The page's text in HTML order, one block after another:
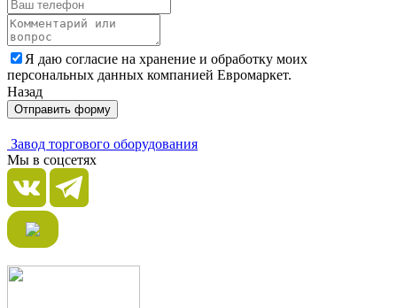
Я даю согласие на хранение и обработку моих
персональных данных компанией Евромаркет.
Назад
Отправить форму
Завод торгового оборудования
Мы в соцсетях